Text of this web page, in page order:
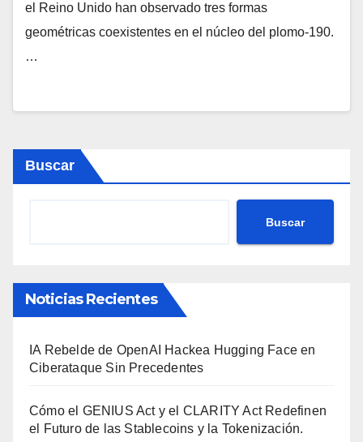
el Reino Unido han observado tres formas
geométricas coexistentes en el núcleo del plomo-190.
…
Buscar
Buscar
Noticias Recientes
IA Rebelde de OpenAI Hackea Hugging Face en
Ciberataque Sin Precedentes
Cómo el GENIUS Act y el CLARITY Act Redefinen
el Futuro de las Stablecoins y la Tokenización.